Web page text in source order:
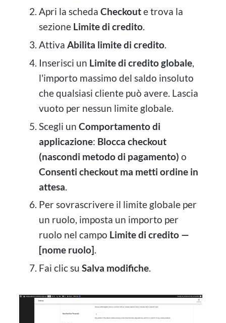
Apri la scheda Checkoute trova la
sezione Limite di credito.
Attiva Abilita limite di credito.
Inserisci un Limite di credito globale,
l'importo massimo del saldo insoluto
che qualsiasi cliente può avere. Lascia
vuoto per nessun limite globale.
Scegli un Comportamento di
applicazione: Blocca checkout
(nascondi metodo di pagamento) o
Consenti checkout ma metti ordine in
attesa
Per sovrascrivere il limite globale per
un ruolo, imposta un importo per
ruolo nel campo Limite di credito —
[nome ruolo].
Fai clic su Salva modifiche.